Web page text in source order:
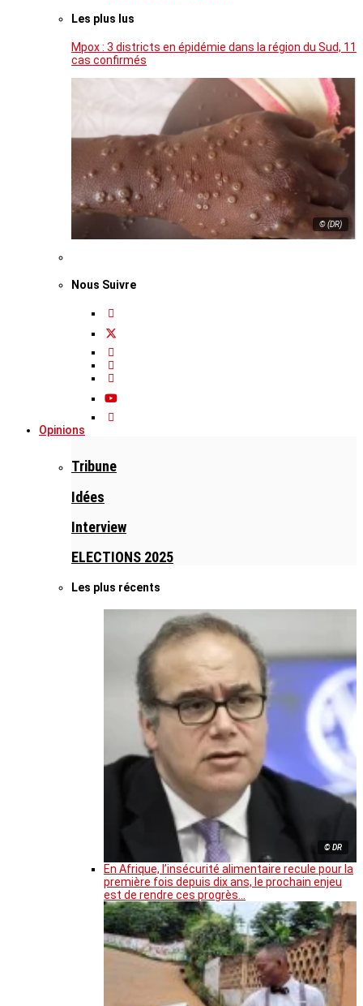
Les plus lus
Mpox : 3 districts en épidémie dans la région du Sud, 11
cas confirmés
© (DR)
Nous Suivre
Opinions
Tribune
Idées
Interview
ELECTIONS 2025
Les plus récents
© DR
En Afrique, l’insécurité alimentaire recule pour la
première fois depuis dix ans, le prochain enjeu
est de rendre ces progrès…